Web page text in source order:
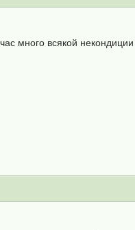
много всякой